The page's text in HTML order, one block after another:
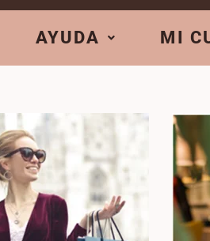
AYUDA MI